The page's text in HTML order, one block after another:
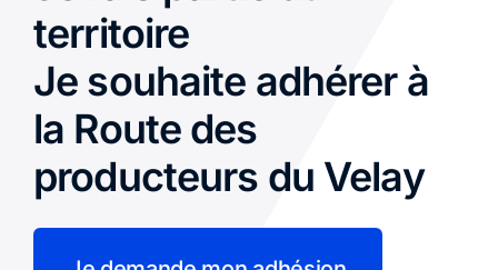
territoire
Je souhaite adhérer à
la Route des
producteurs du Velay